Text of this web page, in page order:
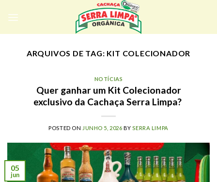
ARQUIVOS DE TAG: KIT COLECIONADOR
NOTÍCIAS
Quer ganhar um Kit Colecionador
exclusivo da Cachaça Serra Limpa?
POSTED ON JUNHO 5, 2026 BY SERRA LIMPA
05
jun